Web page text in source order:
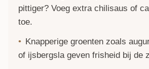
pittiger? Voeg extra chilisaus of
toe.
Knapperige groenten zoals
of ijsbergsla geven frisheid bij de